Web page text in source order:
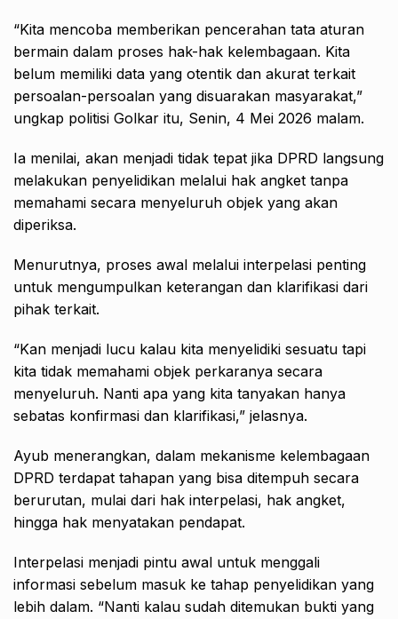
“Kita mencoba memberikan pencerahan tata aturan
bermain dalam proses hak-hak kelembagaan. Kita
belum memiliki data yang otentik dan akurat terkait
persoalan-persoalan yang disuarakan masyarakat,”
ungkap politisi Golkar itu, Senin, 4 Mei 2026 malam.
Ia menilai, akan menjadi tidak tepat jika DPRD langsung
melakukan penyelidikan melalui hak angket tanpa
memahami secara menyeluruh objek yang akan
diperiksa.
Menurutnya, proses awal melalui interpelasi penting
untuk mengumpulkan keterangan dan klarifikasi dari
pihak terkait.
“Kan menjadi lucu kalau kita menyelidiki sesuatu tapi
kita tidak memahami objek perkaranya secara
menyeluruh. Nanti apa yang kita tanyakan hanya
sebatas konfirmasi dan klarifikasi,” jelasnya.
Ayub menerangkan, dalam mekanisme kelembagaan
DPRD terdapat tahapan yang bisa ditempuh secara
berurutan, mulai dari hak interpelasi, hak angket,
hingga hak menyatakan pendapat.
Interpelasi menjadi pintu awal untuk menggali
informasi sebelum masuk ke tahap penyelidikan yang
lebih dalam. “Nanti kalau sudah ditemukan bukti yang